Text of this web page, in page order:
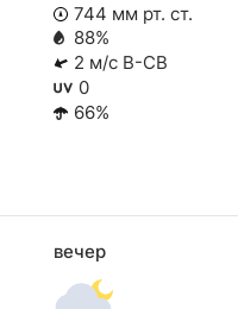
744 мм рт. ст.
88%
2 м/с В-СВ
0
66%
вечер